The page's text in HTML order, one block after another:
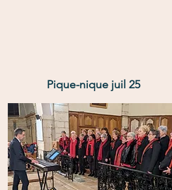
Pique-nique juil 25